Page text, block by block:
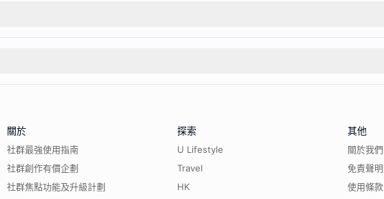
關於
社群最強使用指南
社群創作有價企劃
社群焦點功能及升級計劃
探索
U Lifestyle
Travel
HK
其他
關於我們
免責聲明
使用條款